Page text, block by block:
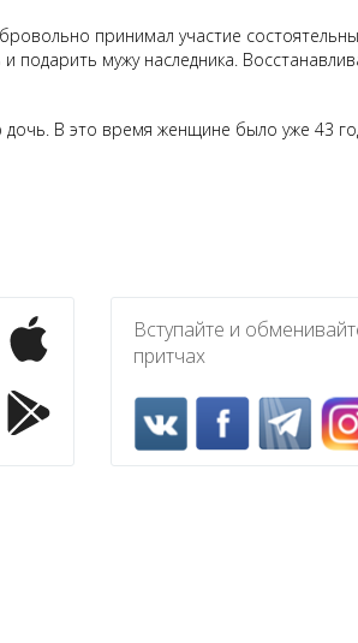
принимал участие
мужу наследника.
дочь. В это время женщине было уже 43
Вступайте и
притчах